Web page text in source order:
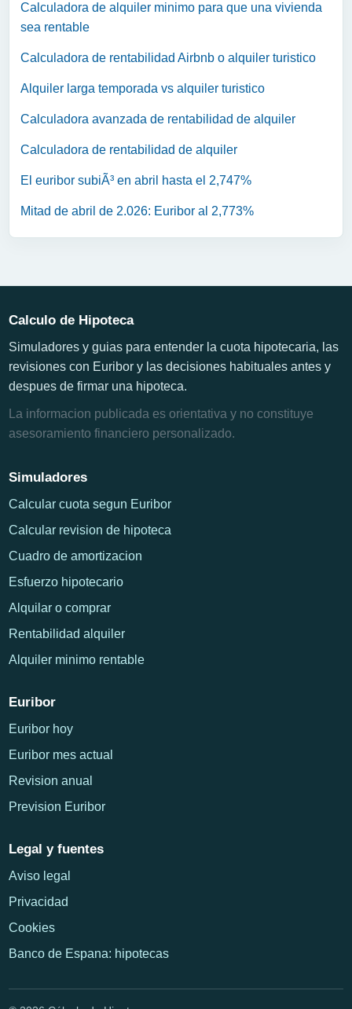
Calculadora de alquiler minimo para que una vivienda
sea rentable
Calculadora de rentabilidad Airbnb o alquiler turistico
Alquiler larga temporada vs alquiler turistico
Calculadora avanzada de rentabilidad de alquiler
Calculadora de rentabilidad de alquiler
El euribor subiÃ³ en abril hasta el 2,747%
Mitad de abril de 2.026: Euribor al 2,773%
Calculo de Hipoteca
Simuladores y guias para entender la cuota hipotecaria, las
revisiones con Euribor y las decisiones habituales antes y
despues de firmar una hipoteca.
La informacion publicada es orientativa y no constituye
asesoramiento financiero personalizado.
Simuladores
Calcular cuota segun Euribor
Calcular revision de hipoteca
Cuadro de amortizacion
Esfuerzo hipotecario
Alquilar o comprar
Rentabilidad alquiler
Alquiler minimo rentable
Euribor
Euribor hoy
Euribor mes actual
Revision anual
Prevision Euribor
Legal y fuentes
Aviso legal
Privacidad
Cookies
Banco de Espana: hipotecas